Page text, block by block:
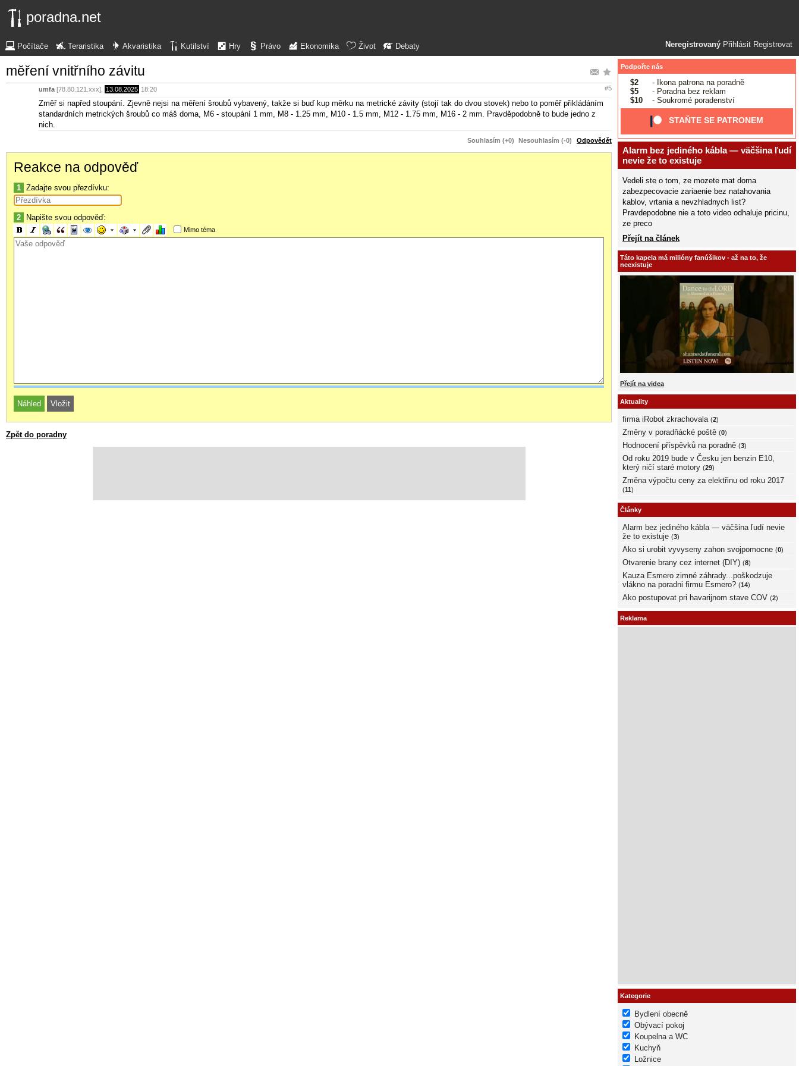
poradna.net
Neregistrovaný Přihlásit Registrovat
Počítače Teraristika Akvaristika Kutilství Hry Právo Ekonomika Život Debaty
měření vnitřního závitu
umfa [78.80.121.xxx], 13.08.2025 18:20 #5
Změř si napřed stoupání. Zjevně nejsi na měření šroubů vybavený, takže si buď kup měrku na metrické závity (stojí tak do dvou stovek) nebo to poměř přikládáním
standardních metrických šroubů co máš doma, M6 - stoupání 1 mm, M8 - 1.25 mm, M10 - 1.5 mm, M12 - 1.75 mm, M16 - 2 mm. Pravděpodobně to bude jedno z
nich.
Souhlasím (+0) Nesouhlasím (-0) Odpovědět
Reakce na odpověď
1 Zadajte svou přezdívku:
2 Napište svou odpověď:
Mimo téma
Zpět do poradny
Podpořte nás
$2
- Ikona patrona na poradně
$5
- Poradna bez reklam
$10
- Soukromé poradenství
STAŇTE SE PATRONEM
Alarm bez jediného kábla — väčšina ľudí
nevie že to existuje
Vedeli ste o tom, ze mozete mat doma
zabezpecovacie zariaenie bez natahovania
kablov, vrtania a nevzhladnych list?
Pravdepodobne nie a toto video odhaluje pricinu,
ze preco
Přejít na článek
Táto kapela má milióny fanúšikov - až na to, že
neexistuje
Přejít na videa
Aktuality
firma iRobot zkrachovala (2)
Změny v poradňácké poště (0)
Hodnocení příspěvků na poradně (3)
Od roku 2019 bude v Česku jen benzin E10,
který ničí staré motory (29)
Změna výpočtu ceny za elektřinu od roku 2017
(11)
Články
Alarm bez jediného kábla — väčšina ľudí nevie
že to existuje (3)
Ako si urobit vyvyseny zahon svojpomocne (0)
Otvarenie brany cez internet (DIY) (8)
Kauza Esmero zimné záhrady...poškodzuje
vlákno na poradni firmu Esmero? (14)
Ako postupovat pri havarijnom stave COV (2)
Reklama
Kategorie
Bydlení obecně
Obývací pokoj
Koupelna a WC
Kuchyň
Ložnice